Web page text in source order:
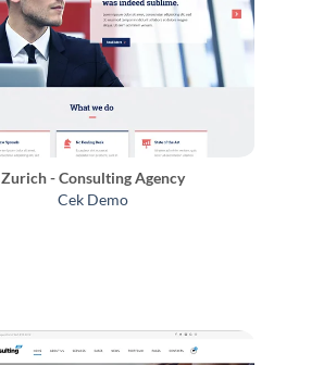
Zurich - Consulting Agency
Cek Demo